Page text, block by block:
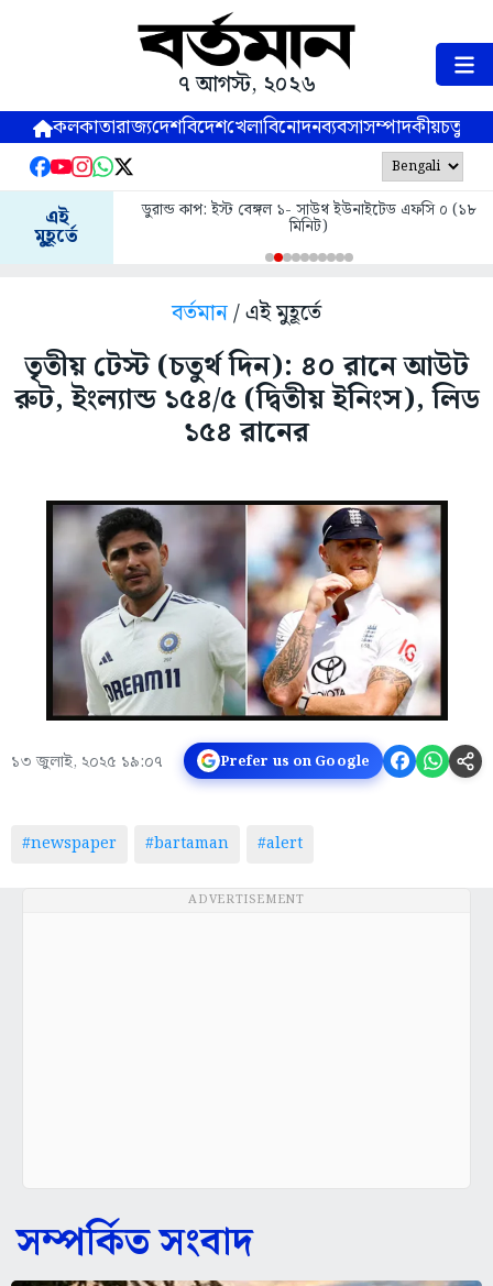
৭ আগস্ট, ২০২৬
কলকাতারাজ্যদেশবিদেশখেলাবিনোদনব্যবসাসম্পাদকীয়
এই
মুহূর্তে
ডুরান্ড কাপ: ইস্ট বেঙ্গল ১- সাউথ ইউনাইটেড এফসি ০ (১৮
মিনিট)
বর্তমান/ এই মুহূর্তে
তৃতীয় টেস্ট (চতুর্থ দিন): ৪০ রানে আউট
রুট, ইংল্যান্ড ১৫৪/৫ (দ্বিতীয় ইনিংস), লিড
১৫৪ রানের
১৩ জুলাই, ২০২৫ ১৯:০৭ Prefer us on Google
#newspaper #bartaman #alert
ADVERTISEMENT
সম্পর্কিত সংবাদ